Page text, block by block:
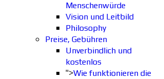
Menschenwürde
Vision und Leitbild
Philosophy
Preise, Gebühren
Unverbindlich und
kostenlos
">Wie funktionieren die